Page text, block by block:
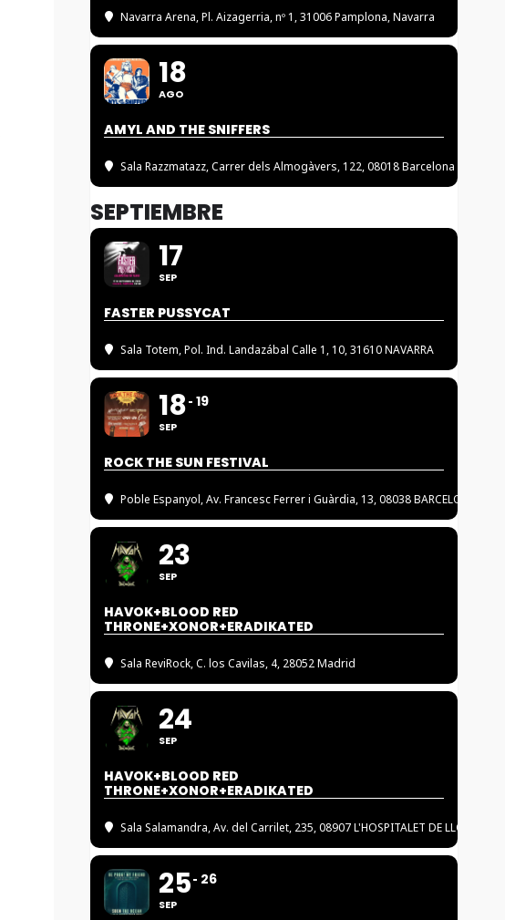
Navarra Arena, Pl. Aizagerria, nº 1, 31006 Pamplona, Navarra
18
AGO
AMYL AND THE SNIFFERS
Sala Razzmatazz, Carrer dels Almogàvers, 122, 08018 Barcelona
SEPTIEMBRE
17
SEP
FASTER PUSSYCAT
Sala Totem, Pol. Ind. Landazábal Calle 1, 10, 31610 NAVARRA
18
SEP
19
ROCK THE SUN FESTIVAL
Poble Espanyol, Av. Francesc Ferrer i Guàrdia, 13, 08038 BARCELONA
23
SEP
HAVOK+BLOOD RED
THRONE+XONOR+ERADIKATED
Sala ReviRock, C. los Cavilas, 4, 28052 Madrid
24
SEP
HAVOK+BLOOD RED
THRONE+XONOR+ERADIKATED
Sala Salamandra, Av. del Carrilet, 235, 08907 L'HOSPITALET DE LLOBREGAT
25
SEP
26